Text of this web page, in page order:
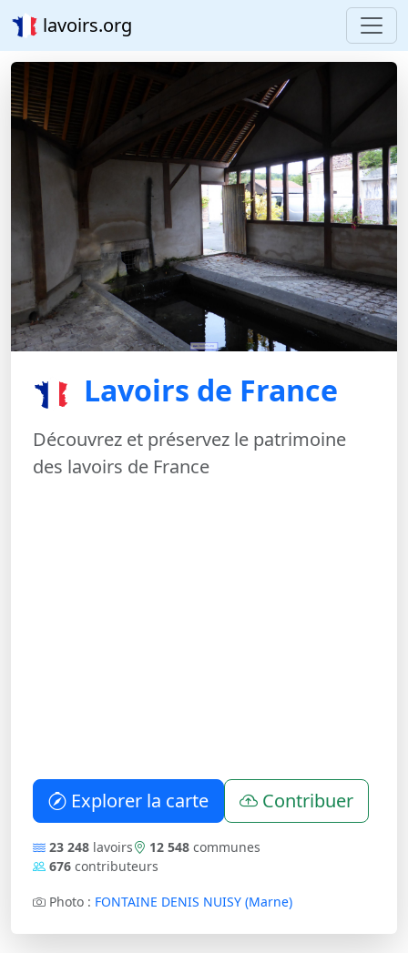
lavoirs.org
Lavoirs de France
Découvrez et préservez le patrimoine
des lavoirs de France
Explorer la carte Contribuer
23 248 lavoirs 12 548 communes
676 contributeurs
Photo : FONTAINE DENIS NUISY (Marne)